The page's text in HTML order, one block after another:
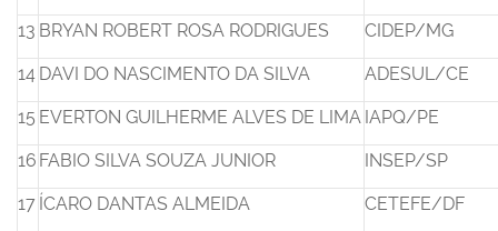
13 BRYAN ROBERT ROSA RODRIGUES CIDEP/MG
14 DAVI DO NASCIMENTO DA SILVA ADESUL/CE
15 EVERTON GUILHERME ALVES DE LIMA IAPQ/PE
16 FABIO SILVA SOUZA JUNIOR INSEP/SP
17 ÍCARO DANTAS ALMEIDA CETEFE/DF